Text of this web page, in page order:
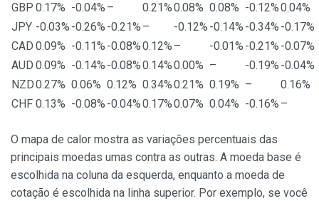
GBP 0.17% -0.04% – 0.21%0.08% 0.08% -0.12%0.04%
JPY -0.03% -0.26% -0.21% – -0.12% -0.14% -0.34% -0.17%
CAD 0.09% -0.11% -0.08%0.12% – -0.01% -0.21% -0.07%
AUD 0.09% -0.14% -0.08%0.14%0.00% – -0.19% -0.04%
NZD0.27% 0.06% 0.12% 0.34%0.21% 0.19% –
0.16%
CHF 0.13% -0.08% -0.04%0.17%0.07% 0.04% -0.16% –
O mapa de calor mostra as variações percentuais das
principais moedas umas contra as outras. A moeda base é
escolhida na coluna da esquerda, enquanto a moeda de
cotação é escolhida na linha superior. Por exemplo, se você